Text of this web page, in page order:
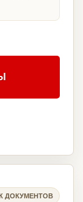
ДОКУМЕНТОВ